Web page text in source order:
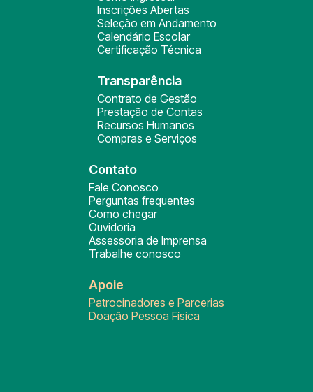
Inscrições Abertas
Seleção em Andamento
Calendário Escolar
Certificação Técnica
Transparência
Contrato de Gestão
Prestação de Contas
Recursos Humanos
Compras e Serviços
Contato
Fale Conosco
Perguntas frequentes
Como chegar
Ouvidoria
Assessoria de Imprensa
Trabalhe conosco
Apoie
Patrocinadores e Parcerias
Doação Pessoa Física